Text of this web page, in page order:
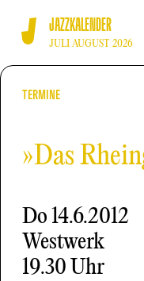
JAZZKALENDER
JULI AUGUST 2026
TERMINE
»Das
Do14.6.2012
Westwerk
19.30 Uhr